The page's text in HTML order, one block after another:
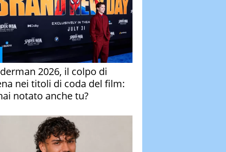
2026, il colpo di
nei titoli di coda del film:
notato anche tu?